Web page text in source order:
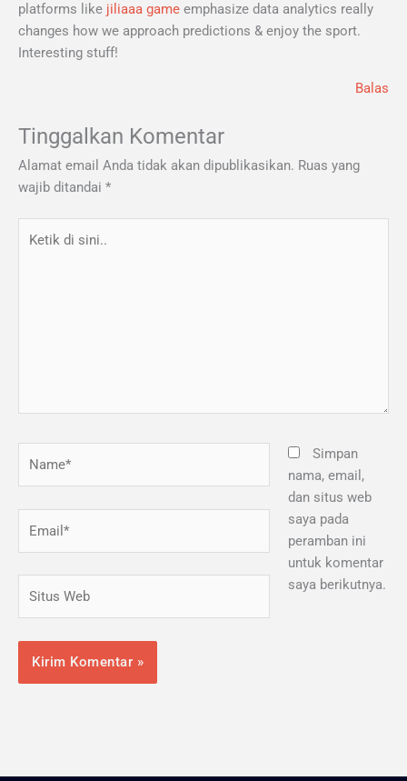
platforms like jiliaaa game emphasize data analytics really
changes how we approach predictions & enjoy the sport.
Interesting stuff!
Balas
Tinggalkan Komentar
Alamat email Anda tidak akan dipublikasikan. Ruas yang
wajib ditandai *
Web
Simpan
nama, email,
dan situs web
saya pada
peramban ini
untuk komentar
saya berikutnya.